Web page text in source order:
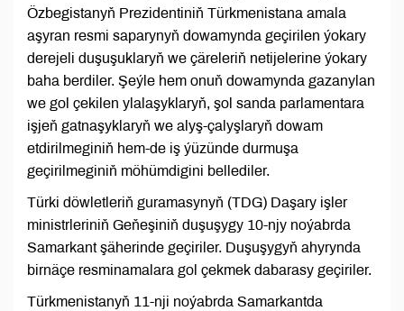
Özbegistanyň Prezidentiniň Türkmenistana amala
aşyran resmi saparynyň dowamynda geçirilen ýokary
derejeli duşuşuklaryň we çäreleriň netijelerine ýokary
baha berdiler. Şeýle hem onuň dowamynda gazanylan
we gol çekilen ylalaşyklaryň, şol sanda parlamentara
işjeň gatnaşyklaryň we alyş-çalyşlaryň dowam
etdirilmeginiň hem-de iş ýüzünde durmuşa
geçirilmeginiň möhümdigini bellediler.
Türki döwletleriň guramasynyň (TDG) Daşary işler
ministrleriniň Geňeşiniň duşuşygy 10-njy noýabrda
Samarkant şäherinde geçiriler. Duşuşygyň ahyrynda
birnäçe resminamalara gol çekmek dabarasy geçiriler.
Türkmenistanyň 11-nji noýabrda Samarkantda